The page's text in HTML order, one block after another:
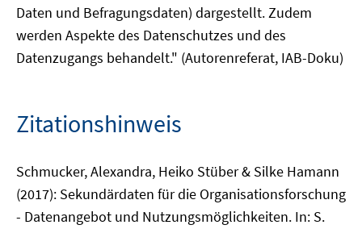
Daten und Befragungsdaten) dargestellt. Zudem
werden Aspekte des Datenschutzes und des
Datenzugangs behandelt." (Autorenreferat, IAB-Doku)
Zitationshinweis
Schmucker, Alexandra, Heiko Stüber & Silke Hamann
(2017): Sekundärdaten für die Organisationsforschung
- Datenangebot und Nutzungsmöglichkeiten. In: S.